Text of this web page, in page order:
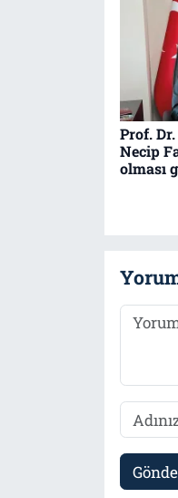
Prof.
Necip
olması